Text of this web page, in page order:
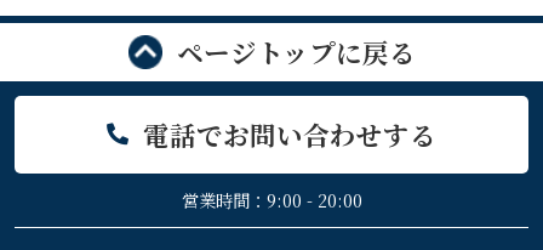
ページトップに戻る
電話でお問い合わせする
営業時間：9:00 - 20:00